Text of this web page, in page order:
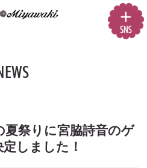
祭りに宮脇詩音のゲ
しました！